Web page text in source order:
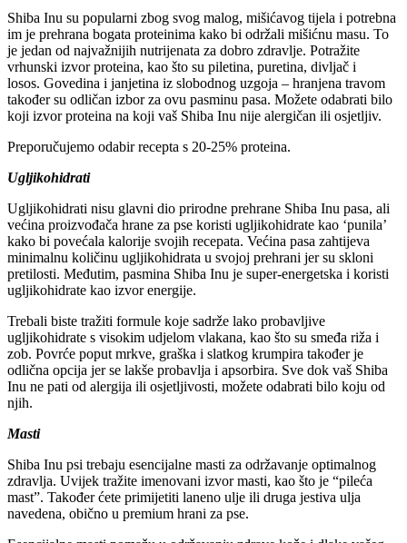
Shiba Inu su popularni zbog svog malog, mišićavog tijela i potrebna
im je prehrana bogata proteinima kako bi održali mišićnu masu. To
je jedan od najvažnijih nutrijenata za dobro zdravlje. Potražite
vrhunski izvor proteina, kao što su piletina, puretina, divljač i
losos. Govedina i janjetina iz slobodnog uzgoja – hranjena travom
također su odličan izbor za ovu pasminu pasa. Možete odabrati bilo
koji izvor proteina na koji vaš Shiba Inu nije alergičan ili osjetljiv.
Preporučujemo odabir recepta s 20-25% proteina.
Ugljikohidrati
Ugljikohidrati nisu glavni dio prirodne prehrane Shiba Inu pasa, ali
većina proizvođača hrane za pse koristi ugljikohidrate kao ‘punila’
kako bi povećala kalorije svojih recepata. Većina pasa zahtijeva
minimalnu količinu ugljikohidrata u svojoj prehrani jer su skloni
pretilosti. Međutim, pasmina Shiba Inu je super-energetska i koristi
ugljikohidrate kao izvor energije.
Trebali biste tražiti formule koje sadrže lako probavljive
ugljikohidrate s visokim udjelom vlakana, kao što su smeđa riža i
zob. Povrće poput mrkve, graška i slatkog krumpira također je
odlična opcija jer se lakše probavlja i apsorbira. Sve dok vaš Shiba
Inu ne pati od alergija ili osjetljivosti, možete odabrati bilo koju od
njih.
Masti
Shiba Inu psi trebaju esencijalne masti za održavanje optimalnog
zdravlja. Uvijek tražite imenovani izvor masti, kao što je “pileća
mast”. Također ćete primijetiti laneno ulje ili druga jestiva ulja
navedena, obično u premium hrani za pse.